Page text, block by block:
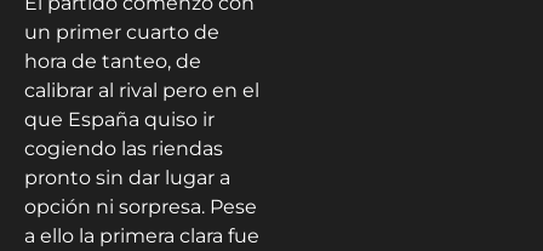
un primer cuarto de
hora de tanteo, de
calibrar al rival pero en el
que España quiso ir
cogiendo las riendas
pronto sin dar lugar a
opción ni sorpresa. Pese
a ello la primera clara fue